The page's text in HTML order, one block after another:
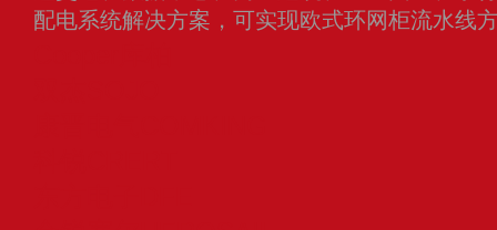
配电系统解决方案，可实现欧式环网柜流水线